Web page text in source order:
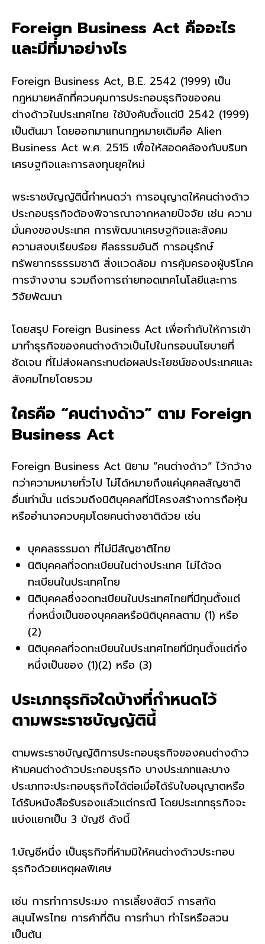
Foreign Business Act คืออะไร
และมีที่มาอย่างไร
Foreign Business Act, B.E. 2542 (1999) เป็น
กฎหมายหลักที่ควบคุมการประกอบธุรกิจของคน
ต่างด้าวในประเทศไทย ใช้บังคับตั้งแต่ปี 2542 (1999)
เป็นต้นมา โดยออกมาแทนกฎหมายเดิมคือ Alien
Business Act พ.ศ. 2515 เพื่อให้สอดคล้องกับบริบท
เศรษฐกิจและการลงทุนยุคใหม่
พระราชบัญญัตินี้กำหนดว่า การอนุญาตให้คนต่างด้าว
ประกอบธุรกิจต้องพิจารณาจากหลายปัจจัย เช่น ความ
มั่นคงของประเทศ การพัฒนาเศรษฐกิจและสังคม
ความสงบเรียบร้อย ศีลธรรมอันดี การอนุรักษ์
ทรัพยากรธรรมชาติ สิ่งแวดล้อม การคุ้มครองผู้บริโภค
การจ้างงาน รวมถึงการถ่ายทอดเทคโนโลยีและการ
วิจัยพัฒนา
โดยสรุป Foreign Business Act เพื่อกำกับให้การเข้า
มาทำธุรกิจของคนต่างด้าวเป็นไปในกรอบนโยบายที่
ชัดเจน ที่ไม่ส่งผลกระทบต่อผลประโยชน์ของประเทศและ
สังคมไทยโดยรวม
ใครคือ “คนต่างด้าว” ตาม Foreign
Business Act
Foreign Business Act นิยาม “คนต่างด้าว” ไว้กว้าง
กว่าความหมายทั่วไป ไม่ได้หมายถึงแค่บุคคลสัญชาติ
อื่นเท่านั้น แต่รวมถึงนิติบุคคลที่มีโครงสร้างการถือหุ้น
หรืออำนาจควบคุมโดยคนต่างชาติด้วย เช่น
บุคคลธรรมดา ที่ไม่มีสัญชาติไทย
นิติบุคคลที่จดทะเบียนในต่างประเทศ ไม่ได้จด
ทะเบียนในประเทศไทย
นิติบุคคลซึ่งจดทะเบียนในประเทศไทยที่มีทุนตั้งแต่
กึ่งหนึ่งเป็นของบุคคลหรือนิติบุคคลตาม (1) หรือ
(2)
นิติบุคคลที่จดทะเบียนในประเทศไทยที่มีทุนตั้งแต่กึ่ง
หนึ่งเป็นของ (1)(2) หรือ (3)
ประเภทธุรกิจใดบ้างที่กำหนดไว้
ตามพระราชบัญญัตินี้
ตามพระราชบัญญัติการประกอบธุรกิจของคนต่างด้าว
ห้ามคนต่างด้าวประกอบธุรกิจ บางประเภทและบาง
ประเภทจะประกอบธุรกิจได้ต่อเมื่อได้รับใบอนุญาตหรือ
ได้รับหนังสือรับรองแล้วแต่กรณี โดยประเภทธุรกิจจะ
แบ่งแยกเป็น 3 บัญชี ดังนี้
1.บัญชีหนึ่ง เป็นธุรกิจที่ห้ามมิให้คนต่างด้าวประกอบ
ธุรกิจด้วยเหตุผลพิเศษ
เช่น การทำการประมง การเลี้ยงสัตว์ การสกัด
สมุนไพรไทย การค้าที่ดิน การทำนา ทำไรหรือสวน
เป็นต้น